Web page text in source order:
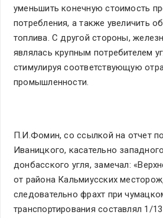
уменьшить конечную стоимость
потребления, а также увеличить
топлива. С другой стороны,
являлась крупным потребителем
стимулируя соответствующую
промышленности.
П.И.Фомин, со ссылкой на отчет
Иваницкого, касательно
донбасского угля, замечал:
от района Кальмиусских
следовательно фрахт при
транспортирования составлял 1/